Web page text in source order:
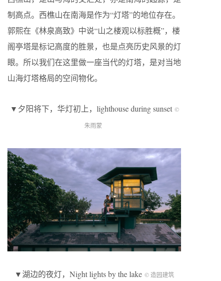
制高点。西樵山在南海是作为“灯塔”的地位存在。
郭熙在《林泉高致》中说“山之楼观以标胜概”，楼
阁亭塔是标记高度的胜景，也是点亮历史风景的灯
眼。所以我们在这里做一座当代的灯塔，是对当地
山海灯塔格局的空间物化。
▼夕阳将下，华灯初上，lighthouse during sunset ©
朱雨蒙
▼湖边的夜灯，Night lights by the lake © 造园建筑